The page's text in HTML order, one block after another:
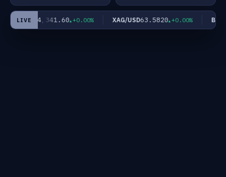
LIVE
XAU/USD 4,341.60 +0.00% XAG/USD63.5820 +0.00% BTC/